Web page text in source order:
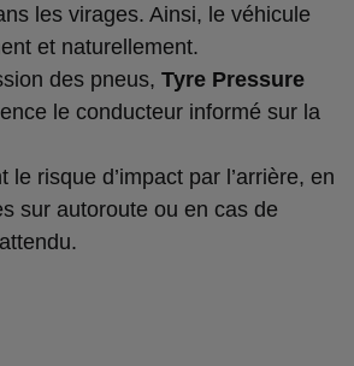
les virages. Ainsi, le véhicule
et naturellement.
des pneus, Tyre Pressure
le conducteur informé sur la
le risque d’impact par l’arrière, en
sur autoroute ou en cas de